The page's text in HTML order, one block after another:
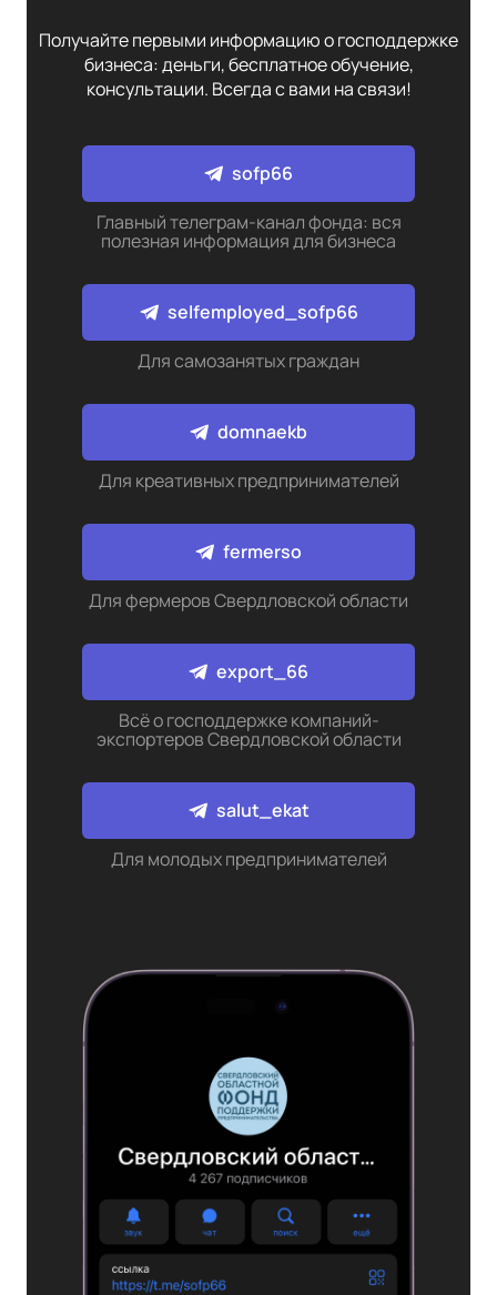
Получайте первыми информацию о господдержке
бизнеса: деньги, бесплатное обучение,
консультации. Всегда с вами на связи!
sofp66
Главный телеграм-канал фонда: вся
полезная информация для бизнеса
selfemployed_sofp66
Для самозанятых граждан
domnaekb
Для креативных предпринимателей
fermerso
Для фермеров Свердловской области
export_66
Всё о господдержке компаний-
экспортеров Свердловской области
salut_ekat
Для молодых предпринимателей